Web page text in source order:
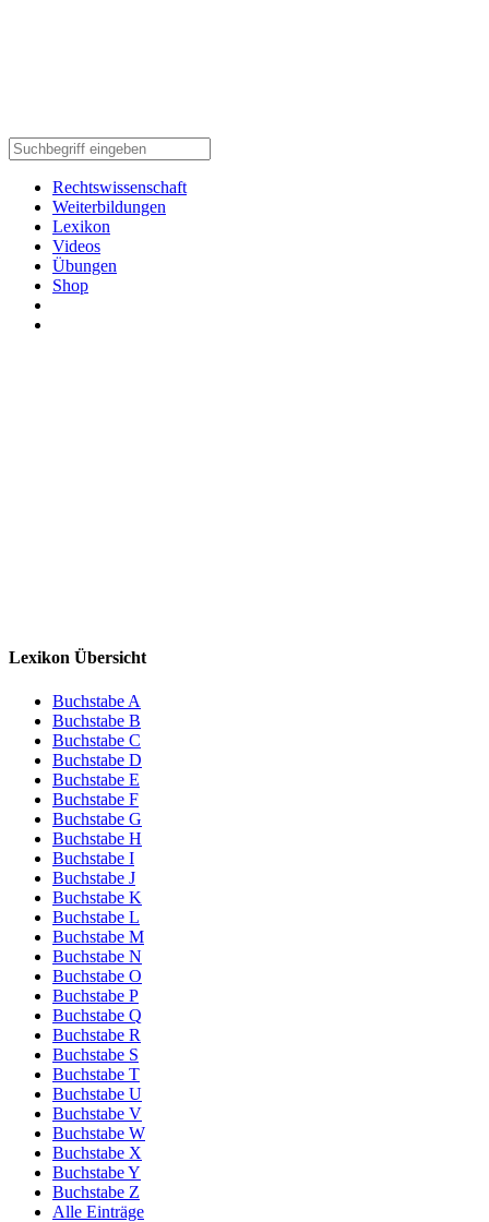
Rechtswissenschaft
Weiterbildungen
Lexikon
Videos
Übungen
Shop
Lexikon Übersicht
Buchstabe A
Buchstabe B
Buchstabe C
Buchstabe D
Buchstabe E
Buchstabe F
Buchstabe G
Buchstabe H
Buchstabe I
Buchstabe J
Buchstabe K
Buchstabe L
Buchstabe M
Buchstabe N
Buchstabe O
Buchstabe P
Buchstabe Q
Buchstabe R
Buchstabe S
Buchstabe T
Buchstabe U
Buchstabe V
Buchstabe W
Buchstabe X
Buchstabe Y
Buchstabe Z
Alle Einträge